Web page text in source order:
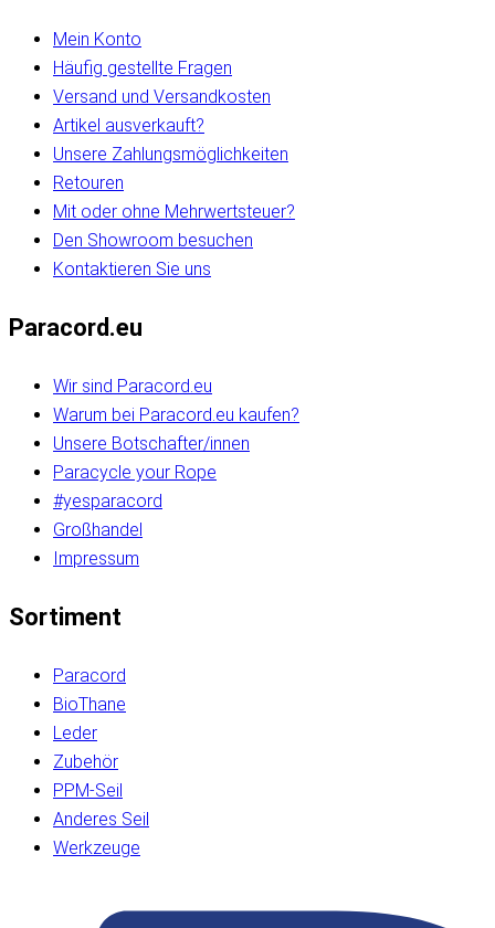
Mein Konto
Häufig gestellte Fragen
Versand und Versandkosten
Artikel ausverkauft?
Unsere Zahlungsmöglichkeiten
Retouren
Mit oder ohne Mehrwertsteuer?
Den Showroom besuchen
Kontaktieren Sie uns
Paracord.eu
Wir sind Paracord.eu
Warum bei Paracord.eu kaufen?
Unsere Botschafter/innen
Paracycle your Rope
#yesparacord
Großhandel
Impressum
Sortiment
Paracord
BioThane
Leder
Zubehör
PPM-Seil
Anderes Seil
Werkzeuge